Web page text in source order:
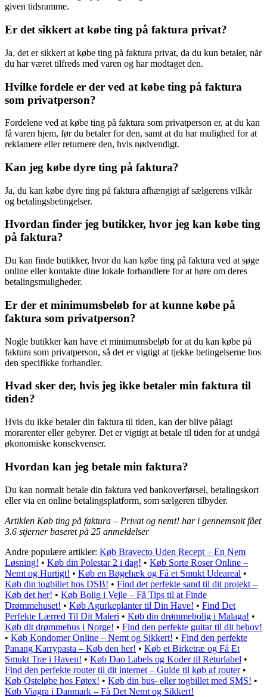
given tidsramme.
Er det sikkert at købe ting på faktura privat?
Ja, det er sikkert at købe ting på faktura privat, da du kun betaler, når
du har været tilfreds med varen og har modtaget den.
Hvilke fordele er der ved at købe ting på faktura
som privatperson?
Fordelene ved at købe ting på faktura som privatperson er, at du kan
få varen hjem, før du betaler for den, samt at du har mulighed for at
reklamere eller returnere den, hvis nødvendigt.
Kan jeg købe dyre ting på faktura?
Ja, du kan købe dyre ting på faktura afhængigt af sælgerens vilkår
og betalingsbetingelser.
Hvordan finder jeg butikker, hvor jeg kan købe ting
på faktura?
Du kan finde butikker, hvor du kan købe ting på faktura ved at søge
online eller kontakte dine lokale forhandlere for at høre om deres
betalingsmuligheder.
Er der et minimumsbeløb for at kunne købe på
faktura som privatperson?
Nogle butikker kan have et minimumsbeløb for at du kan købe på
faktura som privatperson, så det er vigtigt at tjekke betingelserne hos
den specifikke forhandler.
Hvad sker der, hvis jeg ikke betaler min faktura til
tiden?
Hvis du ikke betaler din faktura til tiden, kan der blive pålagt
morarenter eller gebyrer. Det er vigtigt at betale til tiden for at undgå
økonomiske konsekvenser.
Hvordan kan jeg betale min faktura?
Du kan normalt betale din faktura ved bankoverførsel, betalingskort
eller via en online betalingsplatform, som sælgeren tilbyder.
Artiklen Køb ting på faktura – Privat og nemt! har i gennemsnit fået
3.6 stjerner baseret på 25 anmeldelser
Andre populære artikler: Køb Bravecto Uden Recept – En Nem
Løsning! • Køb din Polestar 2 i dag! • Køb Sorte Roser Online –
Nemt og Hurtigt! • Køb en Bøgehæk og Få et Smukt Udeareal •
Køb din togbillet hos DSB! • Find det perfekte sand til dit projekt –
Køb det her! • Køb Bolig i Vejle – Få Tips til at Finde
Drømmehuset! • Køb Agurkeplanter til Din Have! • Find Det
Perfekte Lærred Til Dit Maleri • Køb din drømmebolig i Malaga! •
Køb dit drømmehus i Norge! • Find den perfekte guitar til dit behov!
• Køb Kondomer Online – Nemt og Sikkert! • Find den perfekte
Panang Karrypasta – Køb den her! • Køb et Birketræ og Få Et
Smukt Træ i Haven! • Køb Dao Labels og Koder til Returlabel •
Find den perfekte router til dit internet – Guide til køb af router•
Køb Osteløbe hos Føtex! • Køb din bus- eller togbillet med SMS! •
Køb Viagra i Danmark – Få Det Nemt og Sikkert!